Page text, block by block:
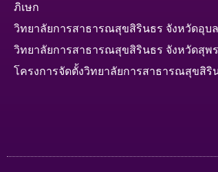
ภิเษก
วิทยาลัยการสาธารณสุขสิรินธร จังหวัดอุบ
วิทยาลัยการสาธารณสุขสิรินธร จังหวัดสุพ
โครงการจัดตั้งวิทยาลัยการสาธารณสุขสิริ